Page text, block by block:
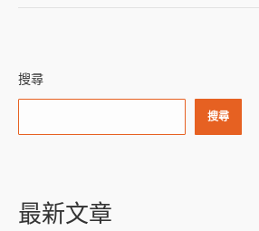
搜尋
搜尋
最新文章